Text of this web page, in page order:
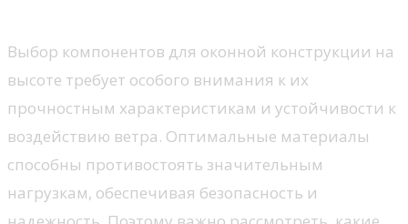
Выбор компонентов для оконной конструкции на
высоте требует особого внимания к их
прочностным характеристикам и устойчивости к
воздействию ветра. Оптимальные материалы
способны противостоять значительным
нагрузкам, обеспечивая безопасность и